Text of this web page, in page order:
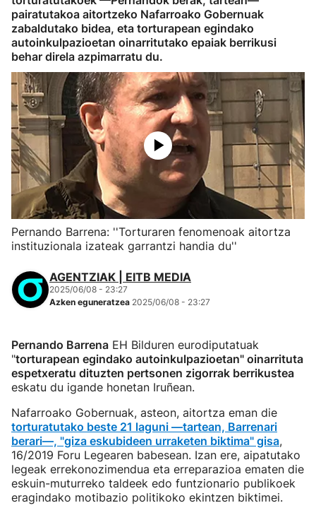
pairatutakoa aitortzeko Nafarroako Gobernuak
zabaldutako bidea, eta torturapean egindako
autoinkulpazioetan oinarritutako epaiak berrikusi
behar direla azpimarratu du.
Pernando Barrena: ''Torturaren fenomenoak aitortza
instituzionala izateak garrantzi handia du''
AGENTZIAK | EITB MEDIA
2025/06/08 - 23:27
Azken eguneratzea 2025/06/08 - 23:27
Pernando Barrena EH Bilduren eurodiputatuak
"torturapean egindako autoinkulpazioetan" oinarrituta
espetxeratu dituzten pertsonen zigorrak berrikustea
eskatu du igande honetan Iruñean.
Nafarroako Gobernuak, asteon, aitortza eman die
torturatutako beste 21 laguni —tartean, Barrenari
berari—, "giza eskubideen urraketen biktima" gisa,
16/2019 Foru Legearen babesean. Izan ere, aipatutako
legeak errekonozimendua eta erreparazioa ematen die
eskuin-muturreko taldeek edo funtzionario publikoek
eragindako motibazio politikoko ekintzen biktimei.